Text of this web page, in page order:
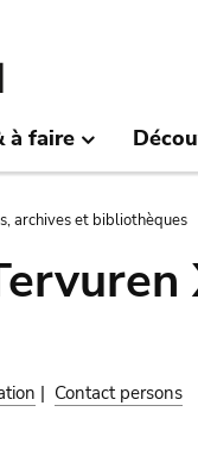
à faire
archives et bibliothèques
| Contact persons